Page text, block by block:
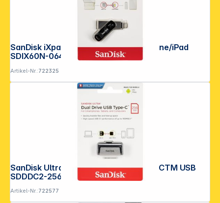
SanDisk iXpand Flash Drive 64GB iPhone/iPad
SDIX60N-064G-GN6NN
Artikel-Nr.:722325
SanDisk Ultra Dual Drive 256GB Type-CTM USB
SDDDC2-256G-G46
Artikel-Nr.:722577